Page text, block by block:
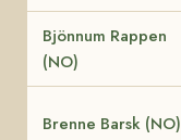
Bjönnum Rappen
(NO)
Brenne Barsk (NO)